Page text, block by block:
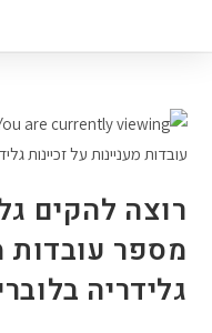
רוצה להקים
מספר עובדות
גלידריה